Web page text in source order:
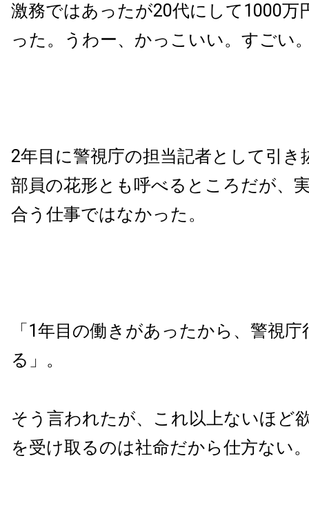
激務ではあったが20代にして1000万
った。うわー、かっこいい。すごい
2年目に警視庁の担当記者として引き
部員の花形とも呼べるところだが、
合う仕事ではなかった。
「1年目の働きがあったから、警視
る」。
そう言われたが、これ以上ないほど
を受け取るのは社命だから仕方ない